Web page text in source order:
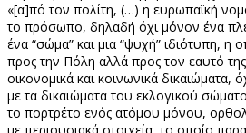
«[α]πό τον πολίτη, (…) η ευρωπαϊκή
το πρόσωπο, δηλαδή όχι μόνον ένα
ένα “σώμα” και μια “ψυχή” ιδιότυπη, η
προς την Πόλη αλλά προς τον εαυτό
οικονομικά και κοινωνικά δικαιώματα,
με τα δικαιώματα του εκλογικού
το πορτρέτο ενός ατόμου μόνου,